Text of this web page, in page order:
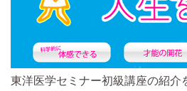
東洋医学セミナー初級講座の紹介